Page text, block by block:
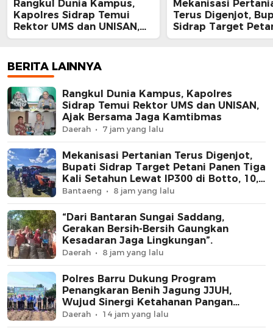
Rangkul Dunia Kampus,
Kapolres Sidrap Temui
Rektor UMS dan UNISAN,
Ajak Bersama Jaga
Mekanisasi
Terus Digenjot,
Sidrap Target
Panen Tiga Kali
BERITA LAINNYA
Rangkul Dunia Kampus, Kapolres
Sidrap Temui Rektor UMS dan UNISAN,
Ajak Bersama Jaga Kamtibmas
Daerah 7 jam yang lalu
Mekanisasi Pertanian Terus Digenjot,
Bupati Sidrap Target Petani Panen Tiga
Kali Setahun Lewat IP300 di Botto, 10,5
Hektare Sawah Langsung Diolah
dengan Rotavator dan Traktor
Bantaeng 8 jam yang lalu
“Dari Bantaran Sungai Saddang,
Gerakan Bersih-Bersih Gaungkan
Kesadaran Jaga Lingkungan”.
Daerah 8 jam yang lalu
Polres Barru Dukung Program
Penangkaran Benih Jagung JJUH,
Wujud Sinergi Ketahanan Pangan
Nasional
Daerah 14 jam yang lalu